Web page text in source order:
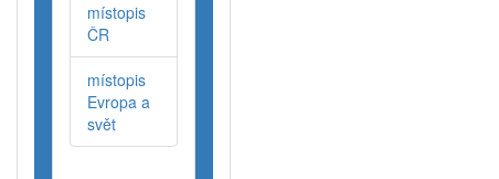
místopis
ČR
místopis
Evropa a
svět